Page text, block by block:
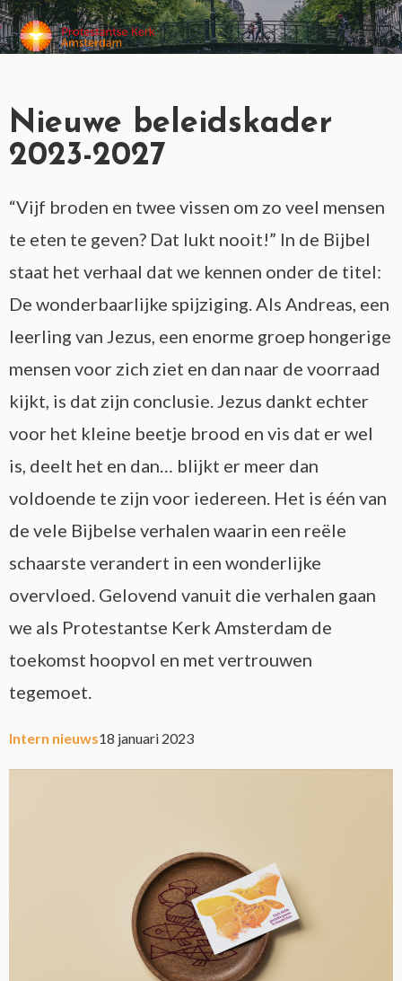
MENU
Nieuwe beleidskader
2023-2027
“Vijf broden en twee vissen om zo veel mensen
te eten te geven? Dat lukt nooit!” In de Bijbel
staat het verhaal dat we kennen onder de titel:
De wonderbaarlijke spijziging. Als Andreas, een
leerling van Jezus, een enorme groep hongerige
mensen voor zich ziet en dan naar de voorraad
kijkt, is dat zijn conclusie. Jezus dankt echter
voor het kleine beetje brood en vis dat er wel
is, deelt het en dan… blijkt er meer dan
voldoende te zijn voor iedereen. Het is één van
de vele Bijbelse verhalen waarin een reële
schaarste verandert in een wonderlijke
overvloed. Gelovend vanuit die verhalen gaan
we als Protestantse Kerk Amsterdam de
toekomst hoopvol en met vertrouwen
tegemoet.
Intern nieuws18 januari 2023